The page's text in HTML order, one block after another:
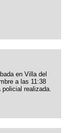
en Villa del
a las 11:38
policial realizada.